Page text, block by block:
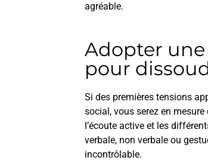
agréable.
Adopter
pour
Si des premières tensions
social, vous serez en
l’écoute active et les
verbale, non verbale ou
incontrôlable.